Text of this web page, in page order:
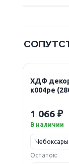
ХДФ
к004ре
1 066 ₽
В наличии
Остаток: